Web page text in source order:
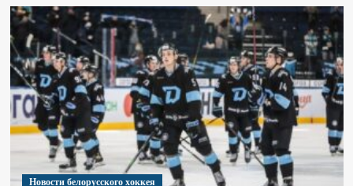
Новости белорусского хоккея